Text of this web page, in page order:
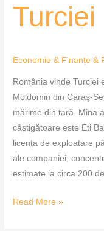
Turciei
Economie & Finanțe &
România vinde Turciei
Moldomin din Caraş-
mărime din țară. Mina
câștigătoare este Eti
licența de exploatare
ale companiei,
estimate la circa 200
Read More »